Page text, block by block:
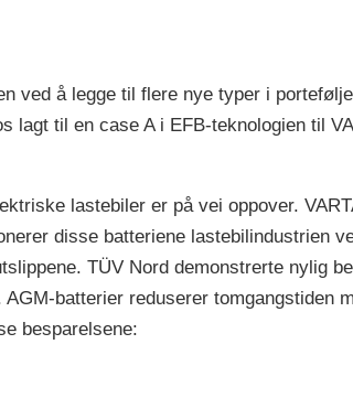
ved å legge til flere nye typer i
lagt til en case A i EFB-teknologien til
lastebiler er på vei oppover.
disse batteriene lastebilindustrien
TÜV Nord demonstrerte nylig
batterier reduserer tomgangstiden
besparelsene: